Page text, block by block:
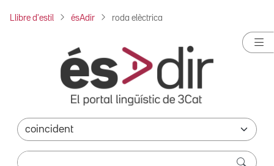
Llibre d'estil ésAdir roda elèctrica